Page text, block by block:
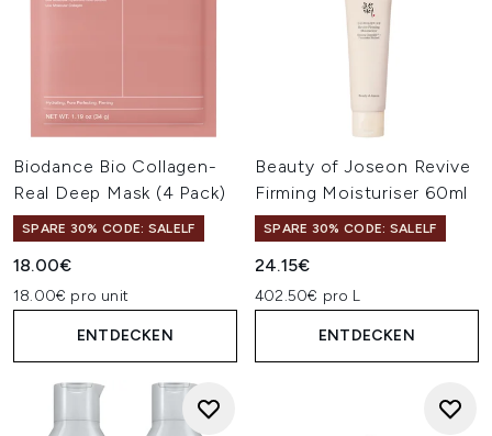
Biodance Bio Collagen-
Real Deep Mask (4 Pack)
SPARE 30% CODE: SALELF
18.00€
18.00€ pro unit
ENTDECKEN
Beauty of Joseon Revive
Firming Moisturiser 60ml
SPARE 30% CODE: SALELF
24.15€
402.50€ pro L
ENTDECKEN